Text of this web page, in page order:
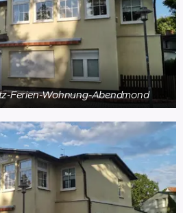
Ferien-Wohnung-Abendmond